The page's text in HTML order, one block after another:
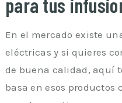
para tus
En el mercado existe
eléctricas y si quieres
de buena calidad, aquí
basa en esos productos